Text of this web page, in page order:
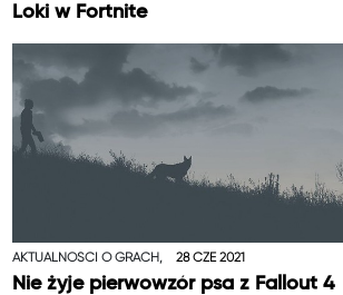
Loki w Fortnite
AKTUALNOŚCI O GRACH, 28 CZE 2021
Nie żyje pierwowzór psa z Fallout 4